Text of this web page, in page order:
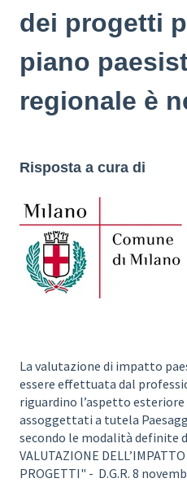
dei progetti
piano
regionale è
Risposta a cura di
La valutazione di impatto
essere effettuata dal
riguardino l’aspetto
assoggettati a tutela
secondo le modalità definite
VALUTAZIONE
PROGETTI" - D.G.R. 8